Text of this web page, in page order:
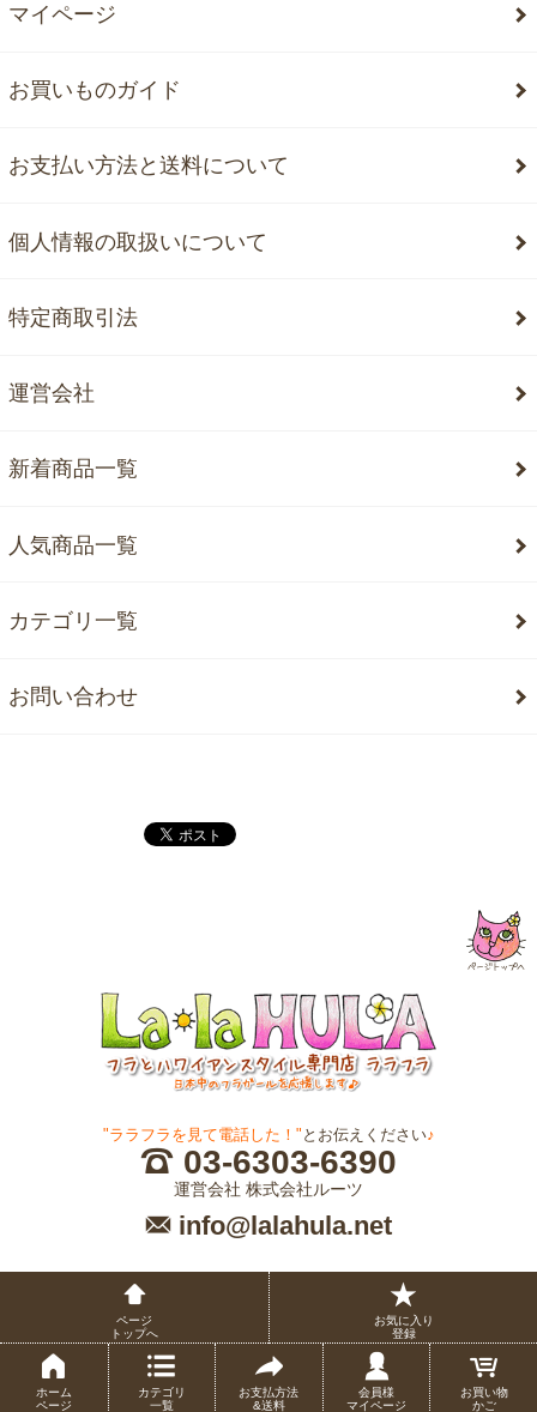
マイページ
お買いものガイド
お支払い方法と送料について
個人情報の取扱いについて
特定商取引法
運営会社
新着商品一覧
人気商品一覧
カテゴリ一覧
お問い合わせ
"ララフラを見て電話した！" とお伝えください♪
03-6303-6390
運営会社 株式会社ルーツ
info@lalahula.net
ページ
トップへ
お気に入り
登録
ホーム
ページ
カテゴリ
一覧
お支払方法
&送料
会員様
マイページ
お買い物
かご